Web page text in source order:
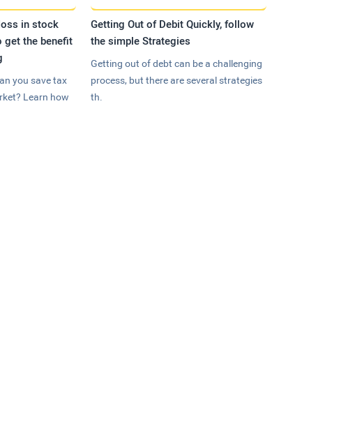
in stock
get the benefit
you save tax
Learn how
Getting Out of Debit Quickly, follow
the simple Strategies
Getting out of debt can be a challenging
process, but there are several strategies
th.